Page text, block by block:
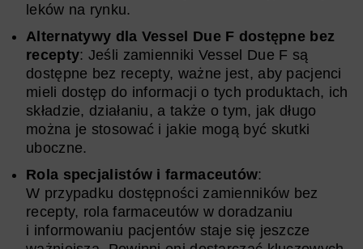
leków na rynku.
Alternatywy dla Vessel Due F dostępne bez
recepty: Jeśli zamienniki Vessel Due F są
dostępne bez recepty, ważne jest, aby pacjenci
mieli dostęp do informacji o tych produktach, ich
składzie, działaniu, a także o tym, jak długo
można je stosować i jakie mogą być skutki
uboczne.
Rola specjalistów i farmaceutów:
W przypadku dostępności zamienników bez
recepty, rola farmaceutów w doradzaniu
i informowaniu pacjentów staje się jeszcze